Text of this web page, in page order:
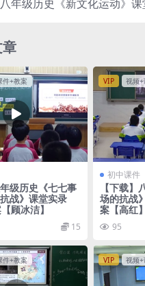
八年级历史《新文化运动》
件+教案
年级历史《七七事
战》课堂实录
顾冰洁】
15
VIP 视频
初中课件
【下载】
场的抗战
案【高红】
95
件+教案 VIP 视频